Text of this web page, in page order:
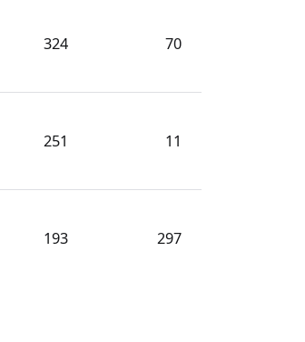
324 70
251 11
193 297